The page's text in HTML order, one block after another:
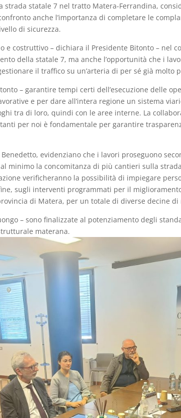
statale 7 nel tratto Matera-Ferrandina,
anche l’importanza di completare le
di sicurezza.
e costruttivo – dichiara il Presidente Bitonto – nel
della statale 7, ma anche l’opportunità che i
il traffico su un’arteria di per sé già molto
– garantire tempi certi dell’esecuzione delle
e per dare all’intera regione un sistema
tra di loro, quindi con le aree interne. La
per noi è fondamentale per garantire
Benedetto, evidenziano che i lavori proseguono
minimo la concomitanza di più cantieri sulla
verificheranno la possibilità di impiegare
sugli interventi programmati per il
di Matera, per un totale di diverse decine
– sono finalizzate al potenziamento degli
materana.